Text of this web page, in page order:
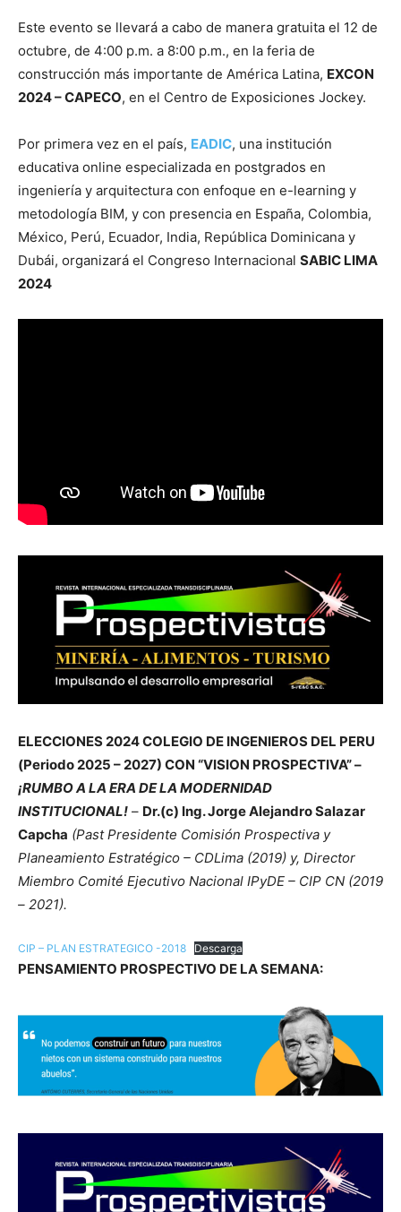
Este evento se llevará a cabo de manera gratuita el 12 de
octubre, de 4:00 p.m. a 8:00 p.m., en la feria de
construcción más importante de América Latina, EXCON
2024 – CAPECO, en el Centro de Exposiciones Jockey.
Por primera vez en el país, EADIC, una institución
educativa online especializada en postgrados en
ingeniería y arquitectura con enfoque en e-learning y
metodología BIM, y con presencia en España, Colombia,
México, Perú, Ecuador, India, República Dominicana y
Dubái, organizará el Congreso Internacional SABIC LIMA
2024
ELECCIONES 2024 COLEGIO DE INGENIEROS DEL PERU
(Periodo 2025 – 2027) CON “VISION PROSPECTIVA” –
¡RUMBO A LA ERA DE LA MODERNIDAD
INSTITUCIONAL! – Dr.(c) Ing. Jorge Alejandro Salazar
Capcha (Past Presidente Comisión Prospectiva y
Planeamiento Estratégico – CDLima (2019) y, Director
Miembro Comité Ejecutivo Nacional IPyDE – CIP CN (2019
– 2021).
CIP – PLAN ESTRATEGICO -2018 Descarga
PENSAMIENTO PROSPECTIVO DE LA SEMANA: